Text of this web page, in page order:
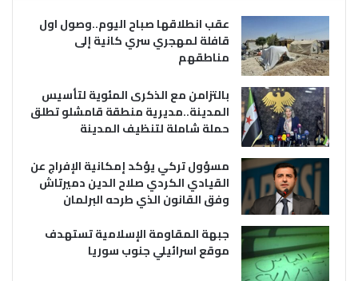
عقب انطلاقها صباح اليوم..وصول اول
قافلة لمهجري سري كانية إلى
مناطقهم
بالتزامن مع الذكرى المئوية لتأسيس
المدينة..مديرية منطقة قامشلو تطلق
حملة شاملة لتنظيف المدينة
مسؤول تركي يؤكد إمكانية الإفراج عن
القيادي الكردي صلاح الدين دميرتاش
وفق القانون الذي طرحه البرلمان
جبهة المقاومة الإسلامية تستهدف
موقع اسرائيلي جنوب سوريا